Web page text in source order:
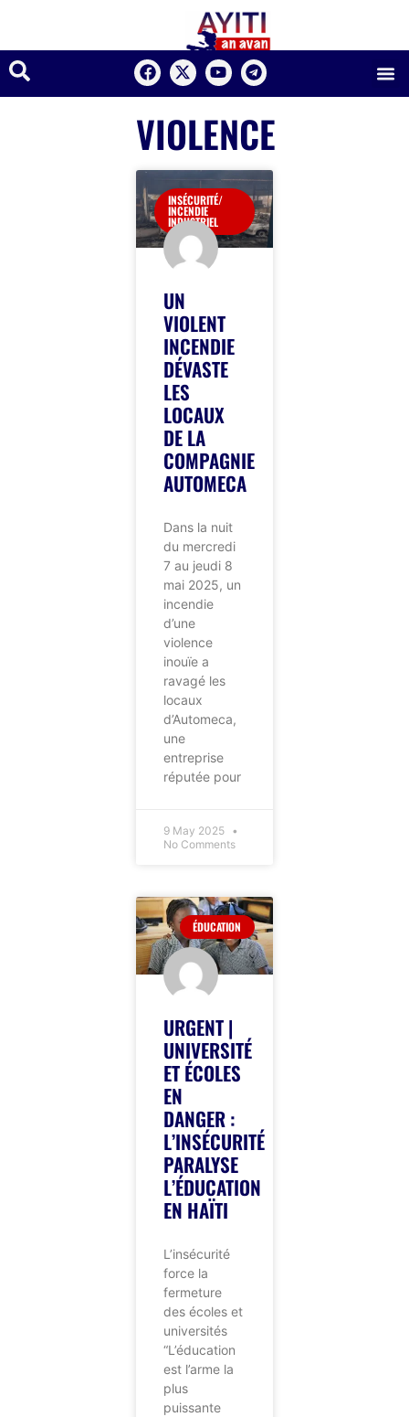
VIOLENCE
INSÉCURITÉ/
INCENDIE
INDUSTRIEL
UN
VIOLENT
INCENDIE
DÉVASTE
LES
LOCAUX
DE LA
COMPAGNIE
AUTOMECA
Dans la nuit
du mercredi
7 au jeudi 8
mai 2025, un
incendie
d’une
violence
inouïe a
ravagé les
locaux
d’Automeca,
une
entreprise
réputée pour
9 May 2025
No Comments
ÉDUCATION
URGENT |
UNIVERSITÉ
ET ÉCOLES
EN
DANGER :
L’INSÉCURITÉ
PARALYSE
L’ÉDUCATION
EN HAÏTI
L’insécurité
force la
fermeture
des écoles et
universités
“L’éducation
est l’arme la
plus
puissante